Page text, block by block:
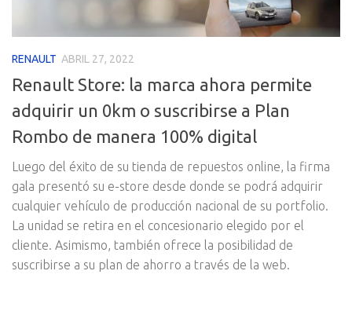
RENAULT ABRIL 27, 2022
Renault Store: la marca ahora permite
adquirir un 0km o suscribirse a Plan
Rombo de manera 100% digital
Luego del éxito de su tienda de repuestos online, la firma
gala presentó su e-store desde donde se podrá adquirir
cualquier vehículo de producción nacional de su portfolio.
La unidad se retira en el concesionario elegido por el
cliente. Asimismo, también ofrece la posibilidad de
suscribirse a su plan de ahorro a través de la web.